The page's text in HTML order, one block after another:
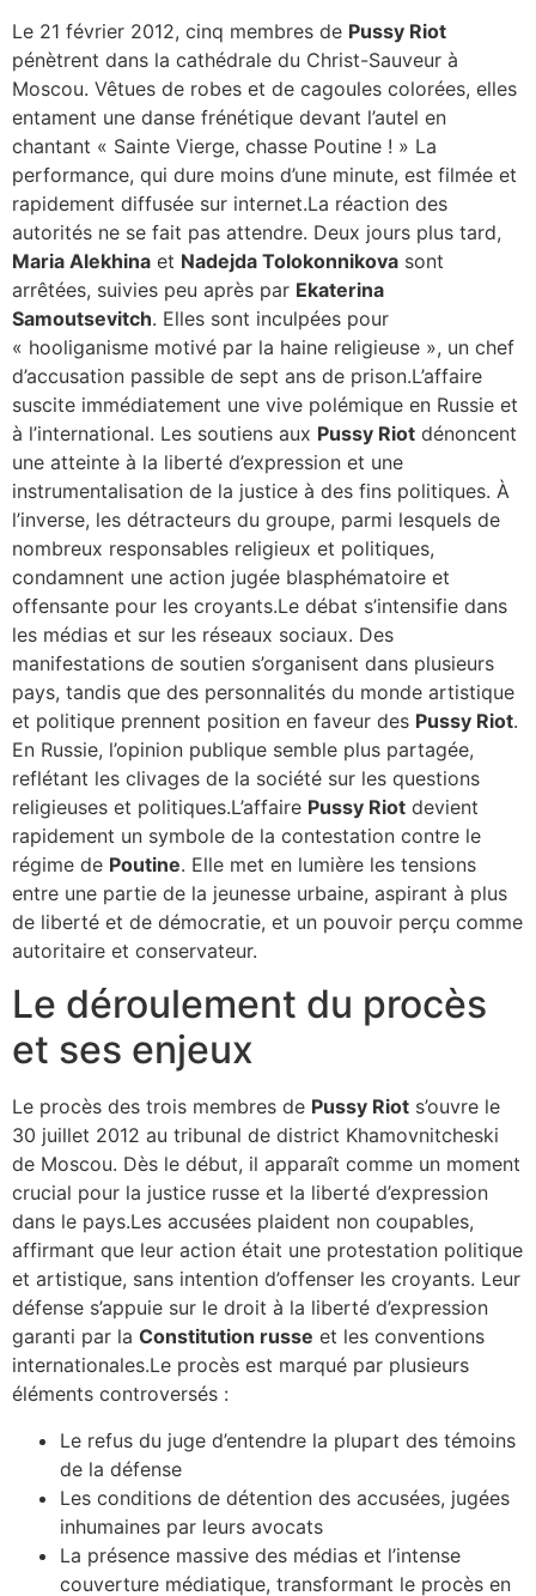
Le 21 février 2012, cinq membres de Pussy Riot
pénètrent dans la cathédrale du Christ-Sauveur à
Moscou. Vêtues de robes et de cagoules colorées, elles
entament une danse frénétique devant l’autel en
chantant « Sainte Vierge, chasse Poutine ! » La
performance, qui dure moins d’une minute, est filmée et
rapidement diffusée sur internet.La réaction des
autorités ne se fait pas attendre. Deux jours plus tard,
Maria Alekhina et Nadejda Tolokonnikova sont
arrêtées, suivies peu après par Ekaterina
Samoutsevitch. Elles sont inculpées pour
« hooliganisme motivé par la haine religieuse », un chef
d’accusation passible de sept ans de prison.L’affaire
suscite immédiatement une vive polémique en Russie et
à l’international. Les soutiens aux Pussy Riot dénoncent
une atteinte à la liberté d’expression et une
instrumentalisation de la justice à des fins politiques. À
l’inverse, les détracteurs du groupe, parmi lesquels de
nombreux responsables religieux et politiques,
condamnent une action jugée blasphématoire et
offensante pour les croyants.Le débat s’intensifie dans
les médias et sur les réseaux sociaux. Des
manifestations de soutien s’organisent dans plusieurs
pays, tandis que des personnalités du monde artistique
et politique prennent position en faveur des Pussy Riot.
En Russie, l’opinion publique semble plus partagée,
reflétant les clivages de la société sur les questions
religieuses et politiques.L’affaire Pussy Riot devient
rapidement un symbole de la contestation contre le
régime de Poutine. Elle met en lumière les tensions
entre une partie de la jeunesse urbaine, aspirant à plus
de liberté et de démocratie, et un pouvoir perçu comme
autoritaire et conservateur.
Le déroulement du procès
et ses enjeux
Le procès des trois membres de Pussy Riot s’ouvre le
30 juillet 2012 au tribunal de district Khamovnitcheski
de Moscou. Dès le début, il apparaît comme un moment
crucial pour la justice russe et la liberté d’expression
dans le pays.Les accusées plaident non coupables,
affirmant que leur action était une protestation politique
et artistique, sans intention d’offenser les croyants. Leur
défense s’appuie sur le droit à la liberté d’expression
garanti par la Constitution russe et les conventions
internationales.Le procès est marqué par plusieurs
éléments controversés :
Le refus du juge d’entendre la plupart des témoins
de la défense
Les conditions de détention des accusées, jugées
inhumaines par leurs avocats
La présence massive des médias et l’intense
couverture médiatique, transformant le procès en